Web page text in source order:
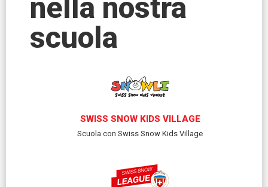
nella nostra
scuola
SWISS SNOW KIDS VILLAGE
Scuola con Swiss Snow Kids Village